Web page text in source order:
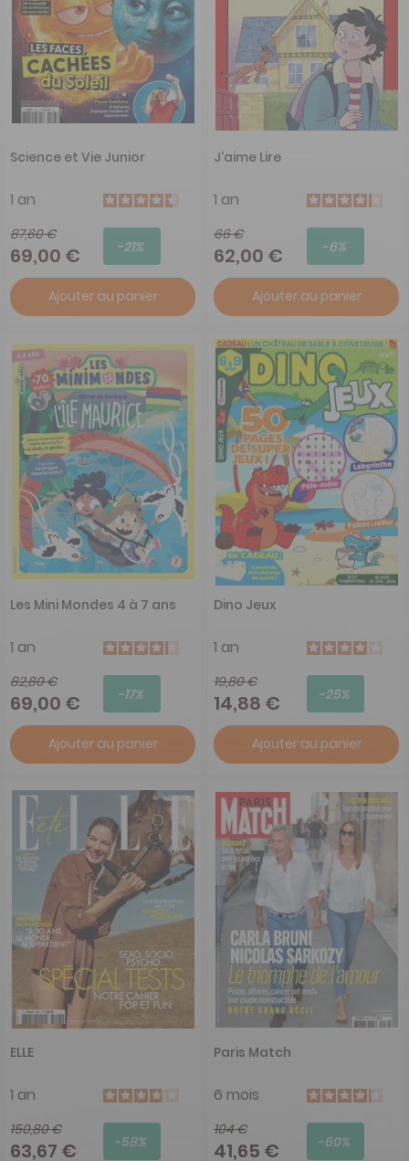
Science et Vie Junior
1 an
87,60 €
69,00 € -21%
Ajouter au panier
J'aime Lire
1 an
66 €
62,00 € -6%
Ajouter au panier
Les Mini Mondes 4 à 7 ans
1 an
82,80 €
69,00 € -17%
Ajouter au panier
Dino Jeux
1 an
19,80 €
14,88 € -25%
Ajouter au panier
ELLE
1 an
150,80 €
63,67 € -58%
Paris Match
6 mois
104 €
41,65 € -60%